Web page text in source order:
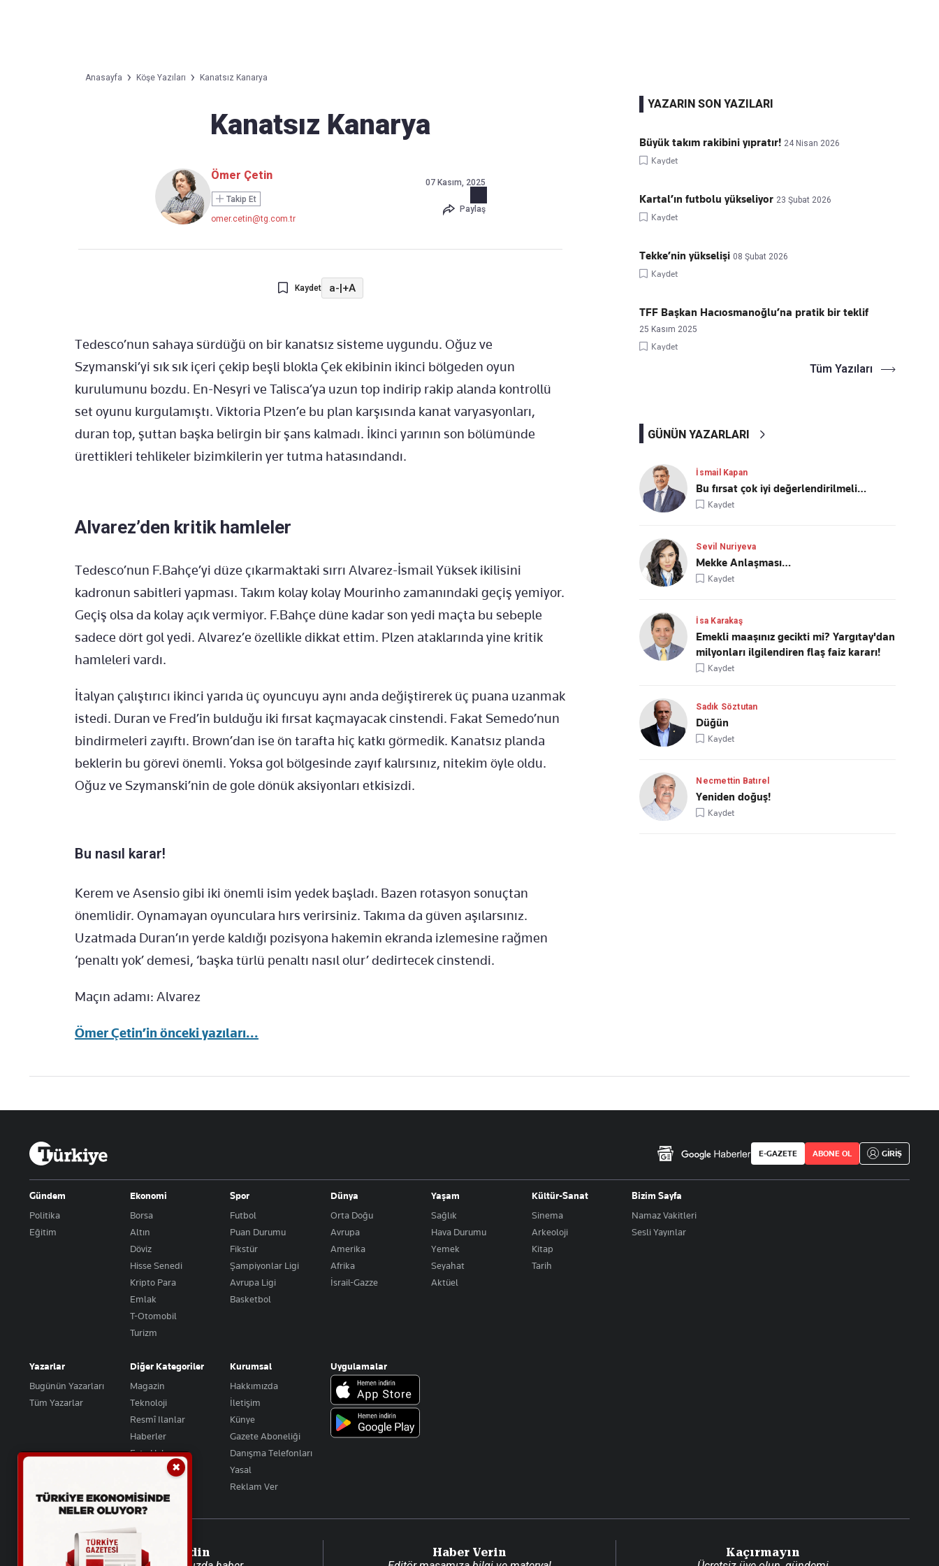
Anasayfa Köşe Yazıları Kanatsız Kanarya
Kanatsız Kanarya
Ömer Çetin
Takip Et
omer.cetin@tg.com.tr
07 Kasım, 2025
Paylaş
Kaydet a-|+A
Tedesco’nun sahaya sürdüğü on bir kanatsız sisteme uygundu. Oğuz ve
Szymanski’yi sık sık içeri çekip beşli blokla Çek ekibinin ikinci bölgeden oyun
kurulumunu bozdu. En-Nesyri ve Talisca’ya uzun top indirip rakip alanda kontrollü
set oyunu kurgulamıştı. Viktoria Plzen’e bu plan karşısında kanat varyasyonları,
duran top, şuttan başka belirgin bir şans kalmadı. İkinci yarının son bölümünde
ürettikleri tehlikeler bizimkilerin yer tutma hatasındandı.
Alvarez’den kritik hamleler
Tedesco’nun F.Bahçe’yi düze çıkarmaktaki sırrı Alvarez-İsmail Yüksek ikilisini
kadronun sabitleri yapması. Takım kolay kolay Mourinho zamanındaki geçiş yemiyor.
Geçiş olsa da kolay açık vermiyor. F.Bahçe düne kadar son yedi maçta bu sebeple
sadece dört gol yedi. Alvarez’e özellikle dikkat ettim. Plzen ataklarında yine kritik
hamleleri vardı.
İtalyan çalıştırıcı ikinci yarıda üç oyuncuyu aynı anda değiştirerek üç puana uzanmak
istedi. Duran ve Fred’in bulduğu iki fırsat kaçmayacak cinstendi. Fakat Semedo’nun
bindirmeleri zayıftı. Brown’dan ise ön tarafta hiç katkı görmedik. Kanatsız planda
beklerin bu görevi önemli. Yoksa gol bölgesinde zayıf kalırsınız, nitekim öyle oldu.
Oğuz ve Szymanski’nin de gole dönük aksiyonları etkisizdi.
Bu nasıl karar!
Kerem ve Asensio gibi iki önemli isim yedek başladı. Bazen rotasyon sonuçtan
önemlidir. Oynamayan oyunculara hırs verirsiniz. Takıma da güven aşılarsınız.
Uzatmada Duran’ın yerde kaldığı pozisyona hakemin ekranda izlemesine rağmen
‘penaltı yok’ demesi, ‘başka türlü penaltı nasıl olur’ dedirtecek cinstendi.
Maçın adamı: Alvarez
Ömer Çetin’in önceki yazıları...
YAZARIN SON YAZILARI
Büyük takım rakibini yıpratır! 24 Nisan 2026
Kaydet
Kartal’ın futbolu yükseliyor 23 Şubat 2026
Kaydet
Tekke’nin yükselişi 08 Şubat 2026
Kaydet
TFF Başkan Hacıosmanoğlu’na pratik bir teklif
25 Kasım 2025
Kaydet
Tüm Yazıları
GÜNÜN YAZARLARI
İsmail Kapan
Bu fırsat çok iyi değerlendirilmeli…
Kaydet
Sevil Nuriyeva
Mekke Anlaşması…
Kaydet
İsa Karakaş
Emekli maaşınız gecikti mi? Yargıtay'dan
milyonları ilgilendiren flaş faiz kararı!
Kaydet
Sadık Söztutan
Düğün
Kaydet
Necmettin Batırel
Yeniden doğuş!
Kaydet
E-GAZETE ABONE OL GİRİŞ
Gündem
Politika
Eğitim
Ekonomi
Borsa
Altın
Döviz
Hisse Senedi
Kripto Para
Emlak
T-Otomobil
Turizm
Spor
Futbol
Puan Durumu
Fikstür
Şampiyonlar Ligi
Avrupa Ligi
Basketbol
Dünya
Orta Doğu
Avrupa
Amerika
Afrika
İsrail-Gazze
Yaşam
Sağlık
Hava Durumu
Yemek
Seyahat
Aktüel
Kültür-Sanat
Sinema
Arkeoloji
Kitap
Tarih
Bizim Sayfa
Namaz Vakitleri
Sesli Yayınlar
Yazarlar
Bugünün Yazarları
Tüm Yazarlar
Diğer Kategoriler
Magazin
Teknoloji
Resmî Ilanlar
Haberler
Foto Haber
Video Galeri
Kurumsal
Hakkımızda
İletişim
Künye
Gazete Aboneliği
Danışma Telefonları
Yasal
Reklam Ver
Uygulamalar
Takip Edin
Haber Verin
Kaçırmayın
✖